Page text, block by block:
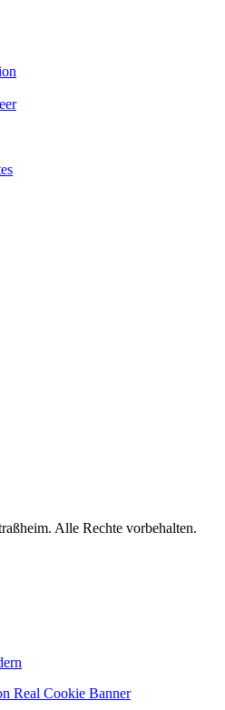
Alle Rechte vorbehalten.
Real Cookie Banner